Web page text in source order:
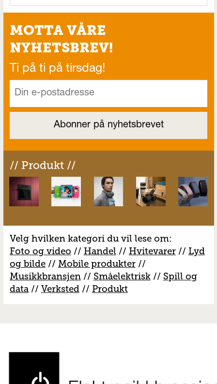
MOTTA VÅRE
NYHETSBREV!
Ti på ti på tirsdag!
// Produkt //
Velg hvilken kategori du vil lese om:
Foto og video // Handel // Hvitevarer// Lyd
og bilde// Mobile produkter//
Musikkbransjen// Småelektrisk// Spill og
data// Verksted// Produkt